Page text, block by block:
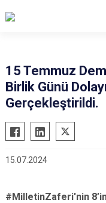
15 Temmuz
Birlik Günü
Gerçekleştirildi.
15.07.2024
#MilletinZaferi'nin